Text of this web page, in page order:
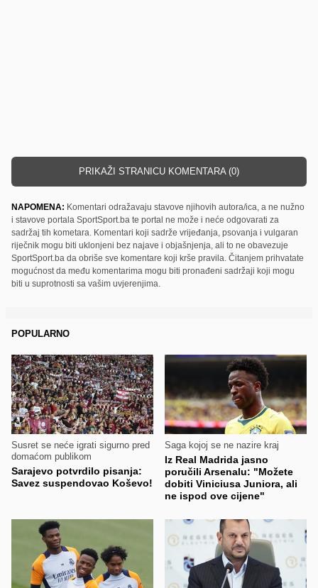
PRIKAŽI STRANICU KOMENTARA (0)
NAPOMENA: Komentari odražavaju stavove njihovih autora/ica, a ne nužno
i stavove portala SportSport.ba te portal ne može i neće odgovarati za
sadržaj tih kometara. Komentari koji sadrže vrijeđanja, psovanja i vulgaran
riječnik mogu biti uklonjeni bez najave i objašnjenja, ali to ne obavezuje
SportSport.ba da obriše sve komentare koji krše pravila. Čitanjem prihvatate
mogućnost da među komentarima mogu biti pronađeni sadržaji koji mogu
biti u suprotnosti sa vašim uvjerenjima.
POPULARNO
Susret se neće igrati sigurno pred
domaćom publikom
Sarajevo potvrdilo pisanja:
Savez suspendovao Koševo!
Saga kojoj se ne nazire kraj
Iz Real Madrida jasno
poručili Arsenalu: "Možete
dobiti Viniciusa Juniora, ali
ne ispod ove cijene"